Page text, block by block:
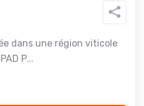
dans une région viticole
P...